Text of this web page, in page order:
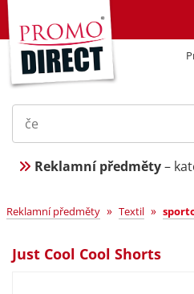
Reklamní předměty–
Reklamní předměty » Textil »
Just Cool Cool Shorts